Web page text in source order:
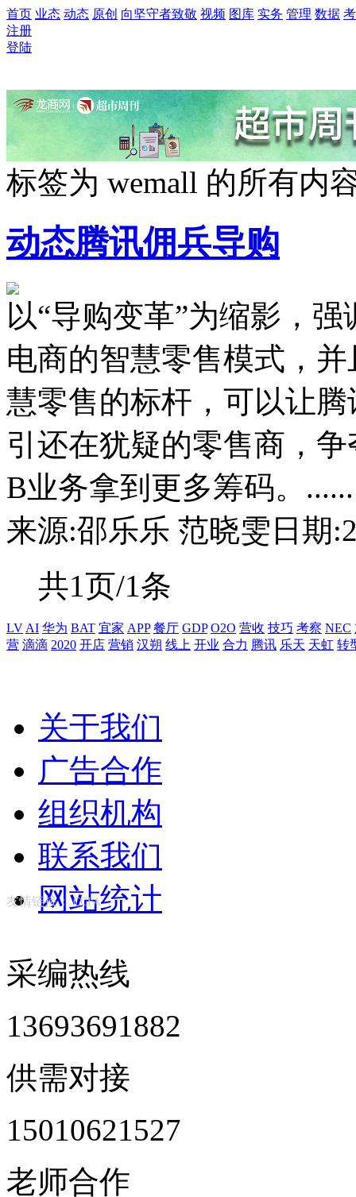
首页 业态 动态 原创 向坚守者致敬 视频 图库 实务 管理 数据
注册
登陆
标签为 wemall 的所有内
动态腾讯佣兵导购
以“导购变革”为缩影，
电商的智慧零售模式，
慧零售的标杆，可以让
引还在犹疑的零售商，
B业务拿到更多筹码。......
来源:邵乐乐 范晓雯 日期
共1页/1条
LV AI 华为 BAT 宜家 APP 餐厅 GDP O2O 营收 技巧 考察 NEC
营 滴滴 2020 开店 营销 汉朔 线上 开业 合力 腾讯 乐天 天虹 转
关于我们
广告合作
组织机构
联系我们
网站统计
友情链接： CCFA
采编热线
13693691882
供需对接
15010621527
老师合作